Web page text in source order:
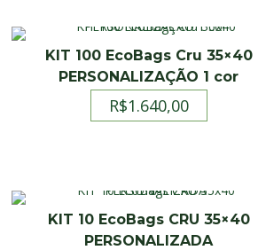
KIT 100 EcoBags Cru 35×40
PERSONALIZAÇÃO 1 cor
R$1.640,00
KIT 10 EcoBags CRU 35×40
PERSONALIZADA